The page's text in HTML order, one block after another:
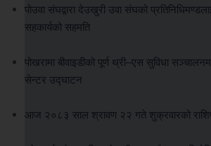
पोउवा संघद्वारा देउखुरी उवा संघको
सहकार्यको सहमति
पोखरामा बीवाइडीको पूर्ण थ्री–एस सुविधा
सेन्टर उद्घाटन
आज २०८३ साल श्रावण २२ गते शुक्रवारको